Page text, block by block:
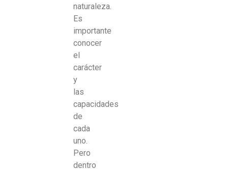
naturaleza.
Es
importante
conocer
el
carácter
y
las
capacidades
de
cada
uno.
Pero
dentro